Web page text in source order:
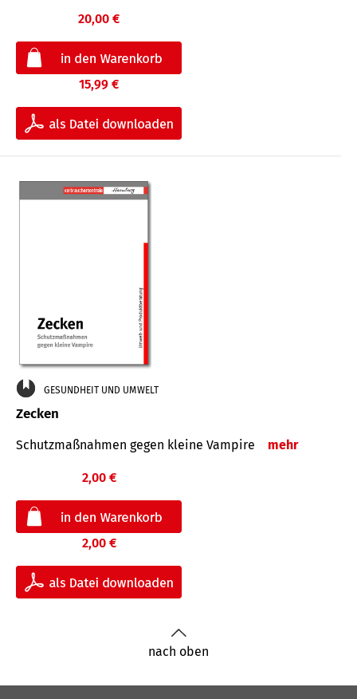
20,00 €
15,99 €
GESUNDHEIT UND UMWELT
Zecken
Schutz­maß­nahmen gegen kleine Vampire mehr
2,00 €
2,00 €
nach oben